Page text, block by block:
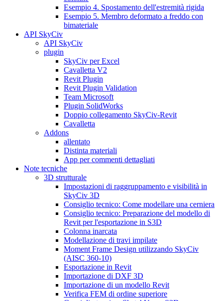
Esempio 4. Spostamento dell'estremità rigida
Esempio 5. Membro deformato a freddo con
bimateriale
API SkyCiv
API SkyCiv
plugin
SkyCiv per Excel
Cavalletta V2
Revit Plugin
Revit Plugin Validation
Team Microsoft
Plugin SolidWorks
Doppio collegamento SkyCiv-Revit
Cavalletta
Addons
allentato
Distinta materiali
App per commenti dettagliati
Note tecniche
3D strutturale
Impostazioni di raggruppamento e visibilità in
SkyCiv 3D
Consiglio tecnico: Come modellare una cerniera
Consiglio tecnico: Preparazione del modello di
Revit per l'esportazione in S3D
Colonna inarcata
Modellazione di travi impilate
Moment Frame Design utilizzando SkyCiv
(AISC 360-10)
Esportazione in Revit
Importazione di DXF 3D
Importazione di un modello Revit
Verifica FEM di ordine superiore